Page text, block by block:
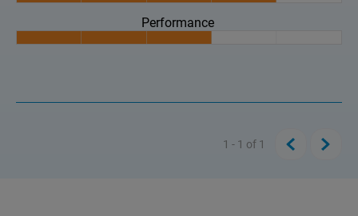
Performance
1 - 1 of 1